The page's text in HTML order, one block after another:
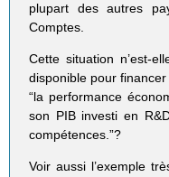
plupart des autres
Comptes.
Cette situation n’est-
disponible pour
“la performance
son PIB investi en
compétences.”?
Voir aussi l’exemple